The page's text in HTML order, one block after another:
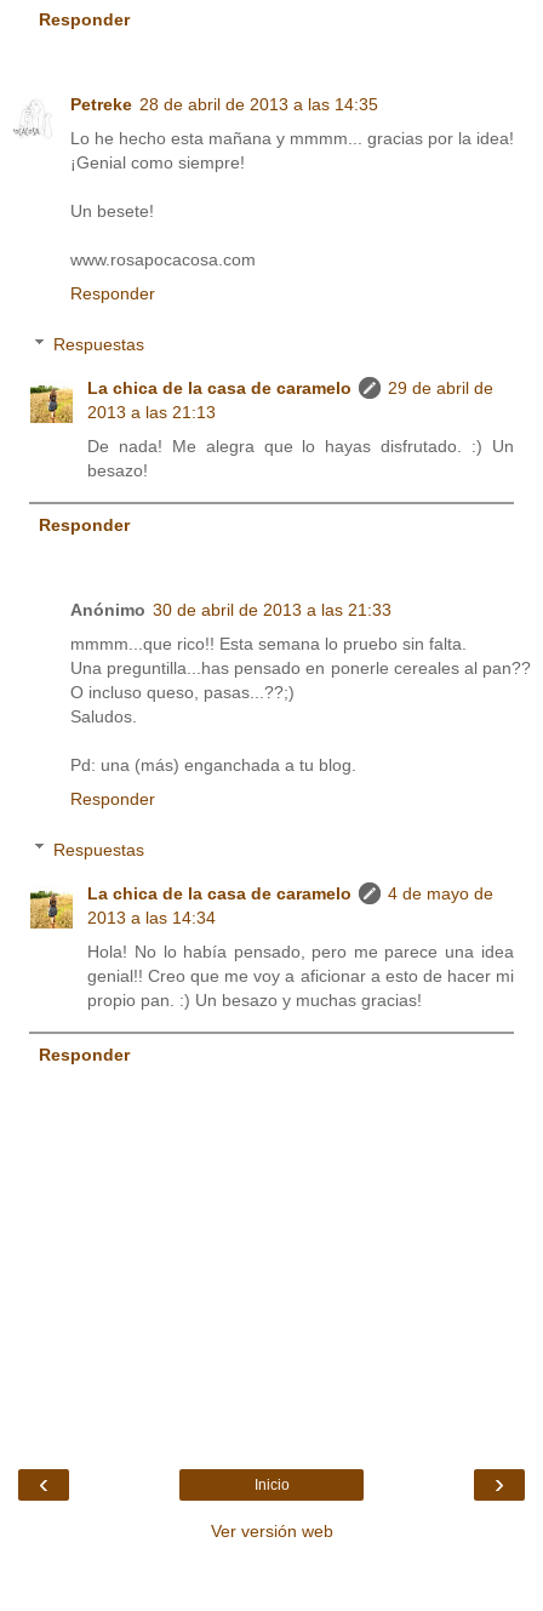
Responder
Petreke 28 de abril de 2013 a las 14:35
Lo he hecho esta mañana y mmmm... gracias por la idea!
¡Genial como siempre!
Un besete!
www.rosapocacosa.com
Responder
Respuestas
La chica de la casa de caramelo
29 de abril de
2013 a las 21:13
De nada! Me alegra que lo hayas disfrutado. :) Un
besazo!
Responder
Anónimo 30 de abril de 2013 a las 21:33
mmmm...que rico!! Esta semana lo pruebo sin falta.
Una preguntilla...has pensado en ponerle cereales al pan??
O incluso queso, pasas...??;)
Saludos.
Pd: una (más) enganchada a tu blog.
Responder
Respuestas
La chica de la casa de caramelo
4 de mayo de
2013 a las 14:34
Hola! No lo había pensado, pero me parece una idea
genial!! Creo que me voy a aficionar a esto de hacer mi
propio pan. :) Un besazo y muchas gracias!
Responder
‹ ›
Inicio
Ver versión web